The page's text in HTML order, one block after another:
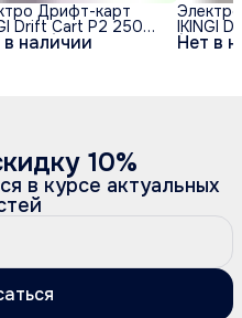
в наличии
Дрифт-карт
Drift Cart P2 250W
4.4Ah) - Нет в
IKINGI
(36V/
10%
в курсе актуальных